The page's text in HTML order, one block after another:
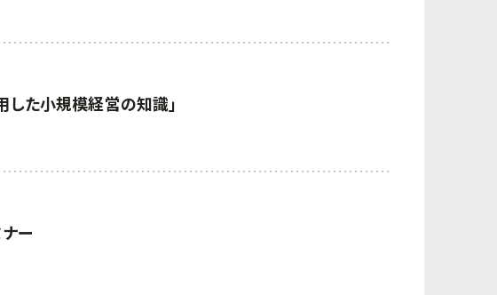
した小規模経営の知識」
ー